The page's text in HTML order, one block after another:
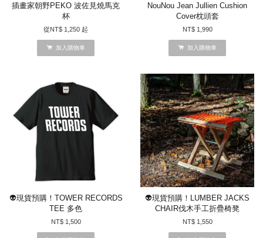
插畫家朝野PEKO 波佐見燒馬克
杯
從NT$ 1,250 起
加入購物車
NouNou Jean Jullien Cushion
Cover枕頭套
NT$ 1,990
加入購物車
👽現貨預購！TOWER RECORDS
TEE 多色
NT$ 1,500
👽現貨預購！LUMBER JACKS
CHAIR伐木手工折疊椅凳
NT$ 1,550